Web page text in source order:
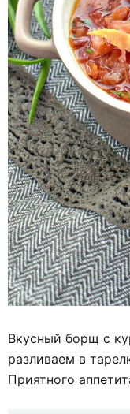
Вкусный борщ с
разливаем в
Приятного